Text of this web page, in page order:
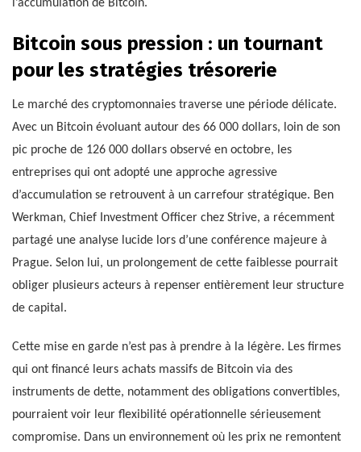
l’accumulation de Bitcoin.
Bitcoin sous pression : un tournant
pour les stratégies trésorerie
Le marché des cryptomonnaies traverse une période délicate.
Avec un Bitcoin évoluant autour des 66 000 dollars, loin de son
pic proche de 126 000 dollars observé en octobre, les
entreprises qui ont adopté une approche agressive
d’accumulation se retrouvent à un carrefour stratégique. Ben
Werkman, Chief Investment Officer chez Strive, a récemment
partagé une analyse lucide lors d’une conférence majeure à
Prague. Selon lui, un prolongement de cette faiblesse pourrait
obliger plusieurs acteurs à repenser entièrement leur structure
de capital.
Cette mise en garde n’est pas à prendre à la légère. Les firmes
qui ont financé leurs achats massifs de Bitcoin via des
instruments de dette, notamment des obligations convertibles,
pourraient voir leur flexibilité opérationnelle sérieusement
compromise. Dans un environnement où les prix ne remontent